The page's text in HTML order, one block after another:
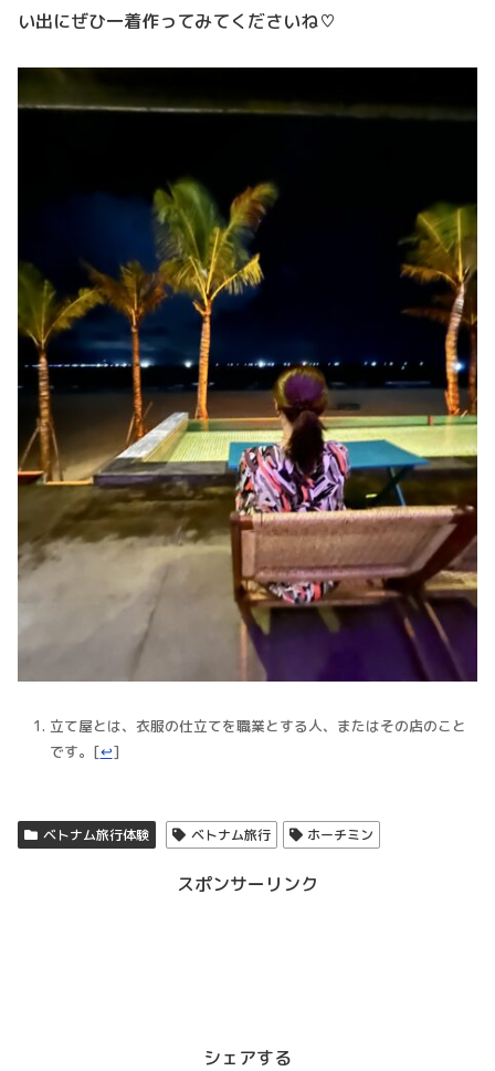
い出にぜひ一着作ってみてくださいね♡
立て屋とは、衣服の仕立てを職業とする人、またはその店のこと
です。 [↩]
ベトナム旅行体験 ベトナム旅行 ホーチミン
スポンサーリンク
シェアする